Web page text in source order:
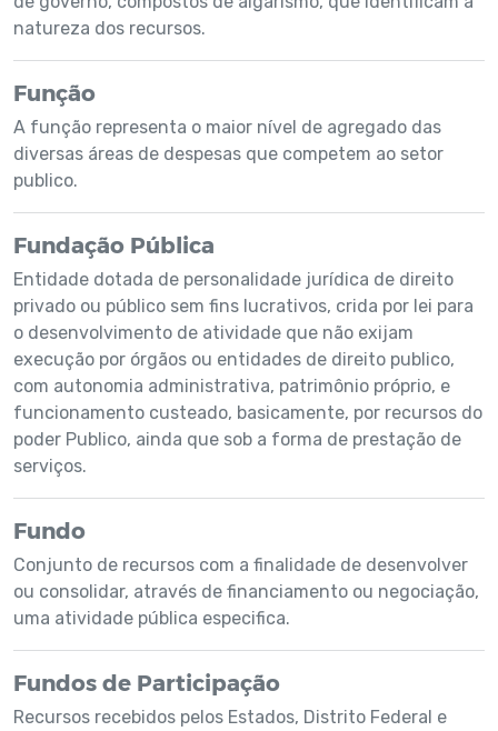
natureza dos recursos.
Função
A função representa o maior nível de agregado das
diversas áreas de despesas que competem ao setor
publico.
Fundação Pública
Entidade dotada de personalidade jurídica de direito
privado ou público sem fins lucrativos, crida por lei para
o desenvolvimento de atividade que não exijam
execução por órgãos ou entidades de direito publico,
com autonomia administrativa, patrimônio próprio, e
funcionamento custeado, basicamente, por recursos do
poder Publico, ainda que sob a forma de prestação de
serviços.
Fundo
Conjunto de recursos com a finalidade de desenvolver
ou consolidar, através de financiamento ou negociação,
uma atividade pública especifica.
Fundos de Participação
Recursos recebidos pelos Estados, Distrito Federal e